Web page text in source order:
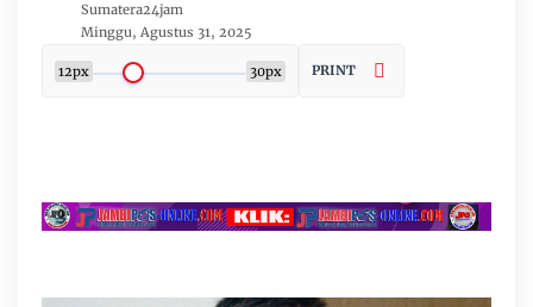
Sumatera24jam
Minggu, Agustus 31, 2025
12px 30px PRINT